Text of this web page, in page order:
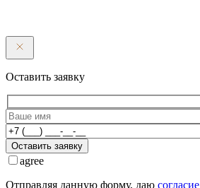
Оставить заявку
Оставить заявку
agree
Отправляя данную форму, даю согласие